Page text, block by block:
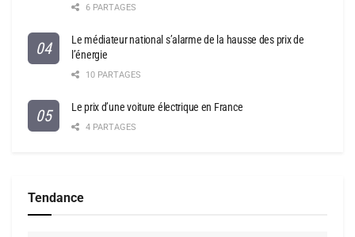
6 PARTAGES
Le médiateur national s’alarme de la hausse des prix de
l’énergie
10 PARTAGES
Le prix d’une voiture électrique en France
4 PARTAGES
Tendance